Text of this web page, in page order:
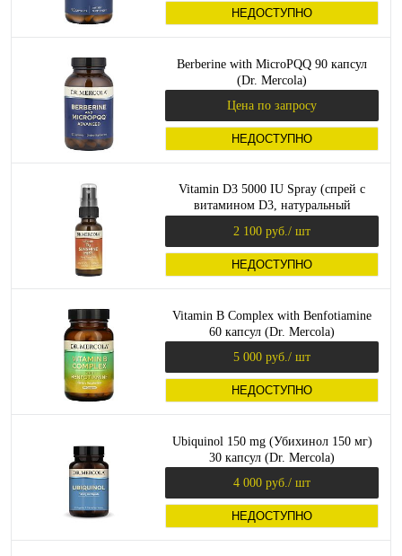
НЕДОСТУПНО
Berberine with MicroPQQ 90 капсул
(Dr. Mercola)
Цена по запросу
НЕДОСТУПНО
Vitamin D3 5000 IU Spray (спрей с
витамином D3, натуральный
апельсин) 0.85 fl.oz.29 ml (Dr. Mercola)
2 100 руб. / шт
НЕДОСТУПНО
Vitamin B Complex with Benfotiamine
60 капсул (Dr. Mercola)
5 000 руб. / шт
НЕДОСТУПНО
Ubiquinol 150 mg (Убихинол 150 мг)
30 капсул (Dr. Mercola)
4 000 руб. / шт
НЕДОСТУПНО